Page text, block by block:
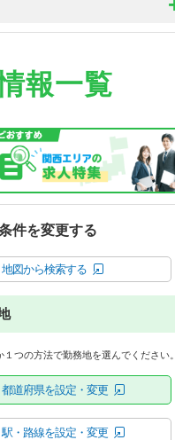
報一覧
件を変更する
地図から検索する
１つの方法で勤務地を選んでください。
都道府県を設定・変更
駅・路線を設定・変更